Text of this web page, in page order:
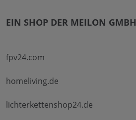
EIN SHOP DER MEILON GMBH
fpv24.com
homeliving.de
lichterkettenshop24.de